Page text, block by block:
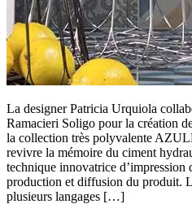
La designer Patricia Urquiola
Ramacieri Soligo pour la création
la collection très polyvalente
revivre la mémoire du ciment
technique innovatrice d’impression
production et diffusion du produit.
plusieurs langages […]